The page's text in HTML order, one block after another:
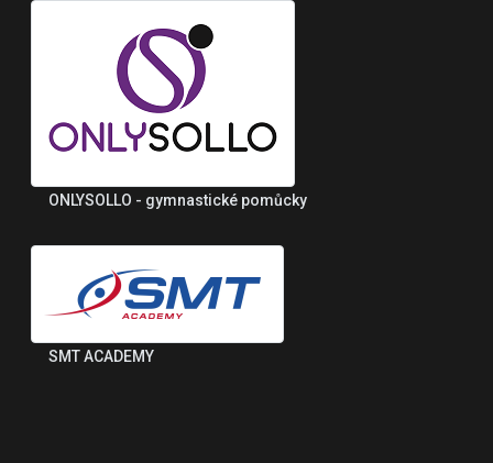
ONLYSOLLO - gymnastické pomůcky
SMT ACADEMY